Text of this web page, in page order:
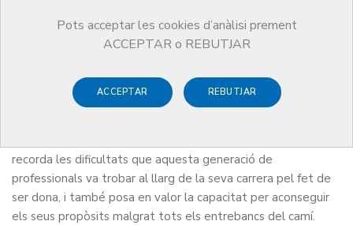
Pots acceptar les cookies d’anàlisi prement
ACCEPTAR o REBUTJAR
ACCEPTAR REBUTJAR
Presentació del llibre
El llibre és la història d’un col·lectiu de metgesses valentes i
recorda les dificultats que aquesta generació de
professionals va trobar al llarg de la seva carrera pel fet de
ser dona, i també posa en valor la capacitat per aconseguir
els seus propòsits malgrat tots els entrebancs del camí.